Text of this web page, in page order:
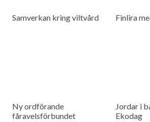
Samverkan kring viltvård Finlira
Ny ordförande
fåravelsförbundet
Jordar i
Ekodag